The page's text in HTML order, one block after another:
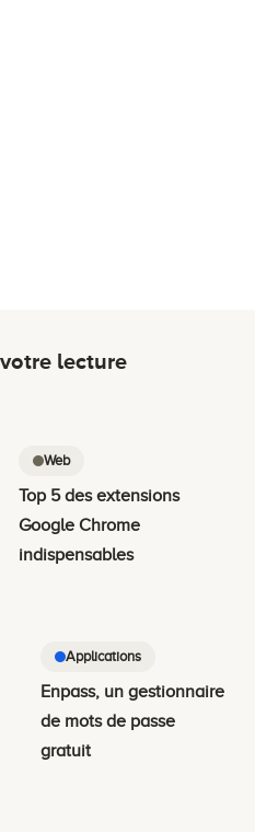
lecture
Web
Top 5 des extensions
Google Chrome
indispensables
Applications
Enpass, un gestionnaire
de mots de passe
gratuit